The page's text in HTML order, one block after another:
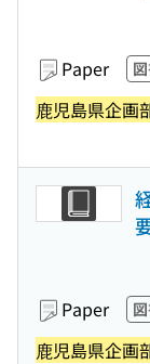
Paper
鹿児島県企画
Paper
鹿児島県企画